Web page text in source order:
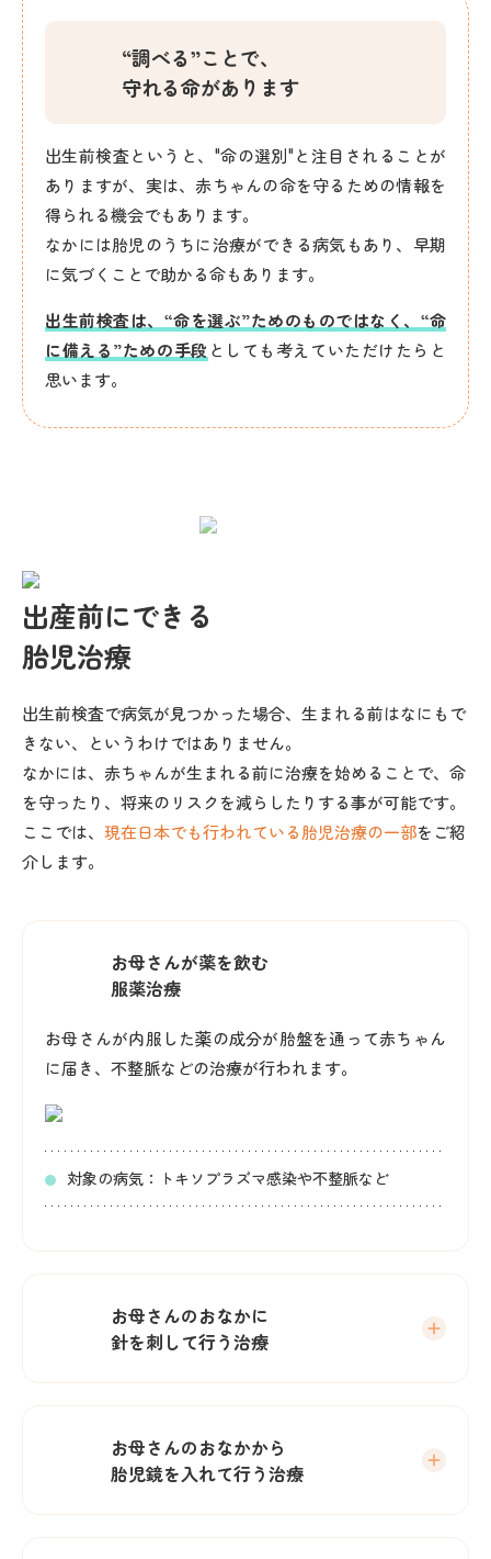
“調べる”ことで、
守れる命があります
出生前検査というと、"命の選別"と注目されることが
ありますが、実は、赤ちゃんの命を守るための情報を
得られる機会でもあります。
なかには胎児のうちに治療ができる病気もあり、早期
に気づくことで助かる命もあります。
出生前検査は、“命を選ぶ”ためのものではなく、“命
に備える”ための手段 としても考えていただけたらと
思います。
出産前にできる
胎児治療
出生前検査で病気が見つかった場合、生まれる前はなにもで
きない、というわけではありません。
なかには、赤ちゃんが生まれる前に治療を始めることで、命
を守ったり、将来のリスクを減らしたりする事が可能です。
ここでは、 現在日本でも行われている胎児治療の一部をご紹
介します。
お母さんが薬を飲む
服薬治療
お母さんが内服した薬の成分が胎盤を通って赤ちゃん
に届き、不整脈などの治療が行われます。
対象の病気：トキソプラズマ感染や不整脈など
お母さんのおなかに
針を刺して行う治療
お母さんのおなかから
胎児鏡を入れて行う治療